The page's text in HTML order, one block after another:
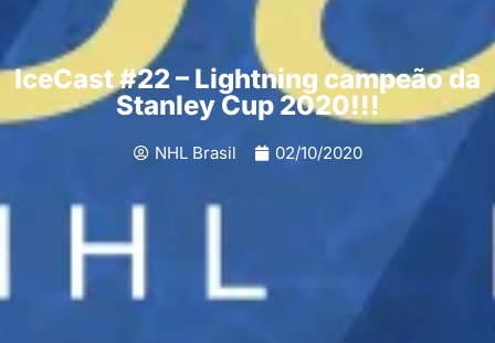
IceCast #22 – Lightning campeão da
Stanley Cup 2020!!!
NHL Brasil 02/10/2020